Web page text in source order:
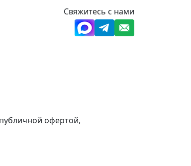
Свяжитесь с нами
офертой,